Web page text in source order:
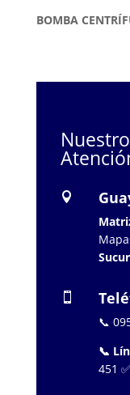
BOMBA


📞
📞
451 ✅